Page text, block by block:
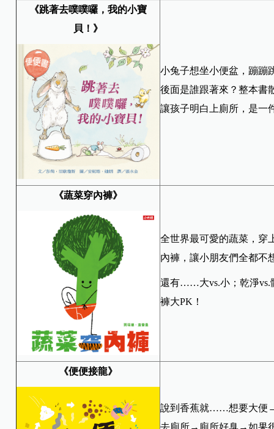
《跳著去噗噗囉，我的小寶
貝！》
小兔子想坐小便盆，蹦蹦
後面是誰跟著來？整本書
讓孩子明白上廁所，是一
《蔬菜穿內褲》
全世界最可愛的蔬菜，穿
內褲，讓小朋友們全都不
還有……大vs.小；乾淨vs.
褲大PK！
《便便接龍》
說到香蕉就……想要大便